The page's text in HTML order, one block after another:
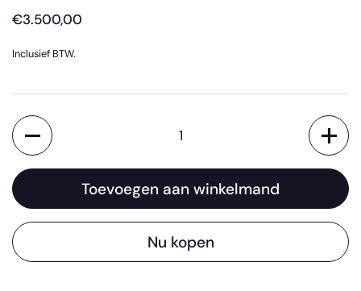
€3.500,00
Inclusief BTW.
Aantal
Toevoegen aan winkelmand
Nu kopen